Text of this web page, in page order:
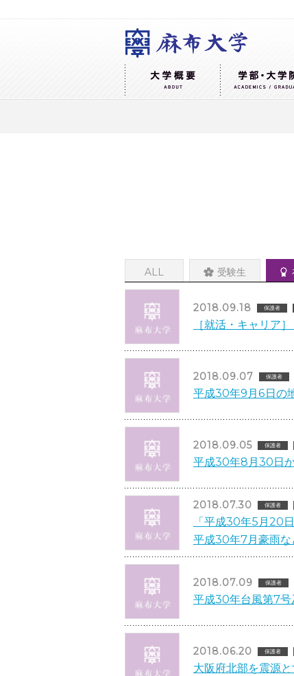
ALL 受験生
2018.09.18 保護者
［就活・キャリア
2018.09.07 保護者
平成30年9月6日の
2018.09.05 保護者
平成30年8月30日
2018.07.30 保護者
「平成30年5月20
平成30年7月豪雨な
2018.07.09 保護者
平成30年台風第7号
2018.06.20 保護者
大阪府北部を震源